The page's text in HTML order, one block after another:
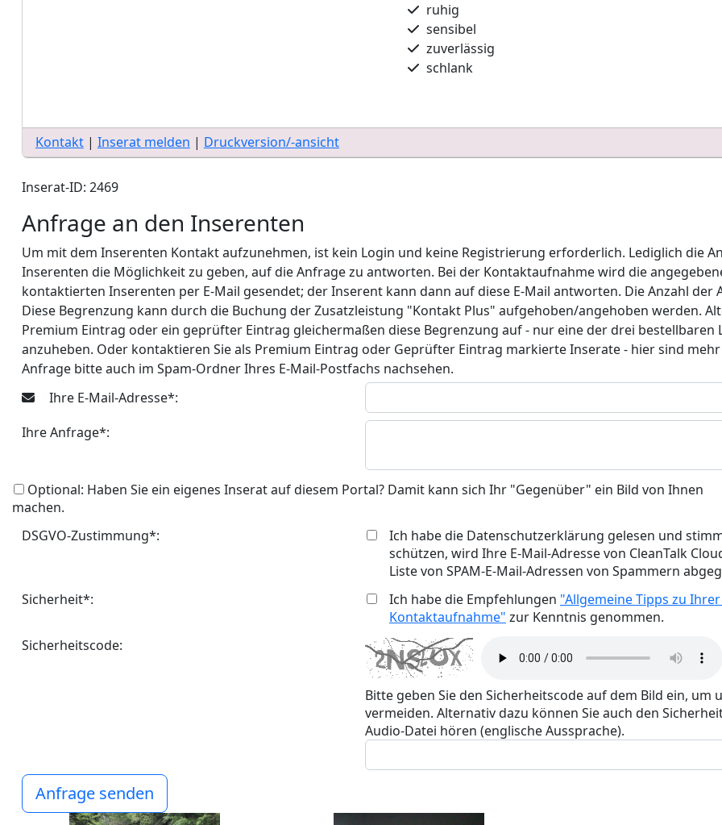
ruhig
sensibel
zuverlässig
schlank
Kontakt| Inserat melden | Druckversion/-ansicht
Inserat-ID: 2469
Anfrage an den Inserenten
Um mit dem Inserenten Kontakt aufzunehmen, ist kein Login und keine Registrierung erforderlich. Lediglich die
Inserenten die Möglichkeit zu geben, auf die Anfrage zu antworten. Bei der Kontaktaufnahme wird die
kontaktierten Inserenten per E-Mail gesendet; der Inserent kann dann auf diese E-Mail antworten. Die Anzahl
Diese Begrenzung kann durch die Buchung der Zusatzleistung "Kontakt Plus" aufgehoben/angehoben werden.
Premium Eintrag oder ein geprüfter Eintrag gleichermaßen diese Begrenzung auf - nur eine der drei bestellbaren
anzuheben. Oder kontaktieren Sie als Premium Eintrag oder Geprüfter Eintrag markierte Inserate - hier sind
Anfrage bitte auch im Spam-Ordner Ihres E-Mail-Postfachs nachsehen.
Ihre E-Mail-Adresse*:
Ihre Anfrage*:
Optional: Haben Sie ein eigenes Inserat auf diesem Portal? Damit kann sich Ihr "Gegenüber" ein Bild von Ihnen
machen.
DSGVO-Zustimmung*:
Ich habe die Datenschutzerklärung gelesen und
schützen, wird Ihre E-Mail-Adresse von CleanTalk
Liste von SPAM-E-Mail-Adressen von Spammern
Sicherheit*:
Ich habe die Empfehlungen "Allgemeine Tipps zu
Kontaktaufnahme" zur Kenntnis genommen.
Sicherheitscode:
Bitte geben Sie den Sicherheitscode auf dem Bild ein, um
vermeiden. Alternativ dazu können Sie auch den
Audio-Datei hören (englische Aussprache).
Anfrage senden